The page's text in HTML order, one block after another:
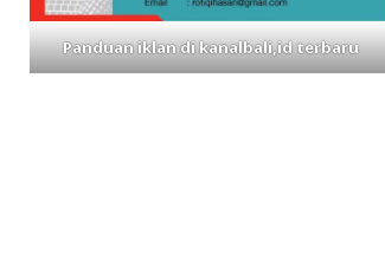
Panduan iklan di kanalbali,id terbaru